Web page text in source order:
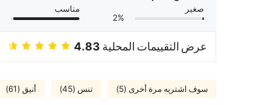
صغير
2%
مناسب
عرض التقييمات المحلية 4.83
سوف اشتريه مرة أخرى (5) تنس (45) أنيق (61)